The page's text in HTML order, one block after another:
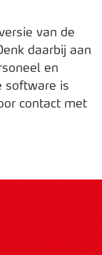
van de
daarbij aan
en
software is
contact met